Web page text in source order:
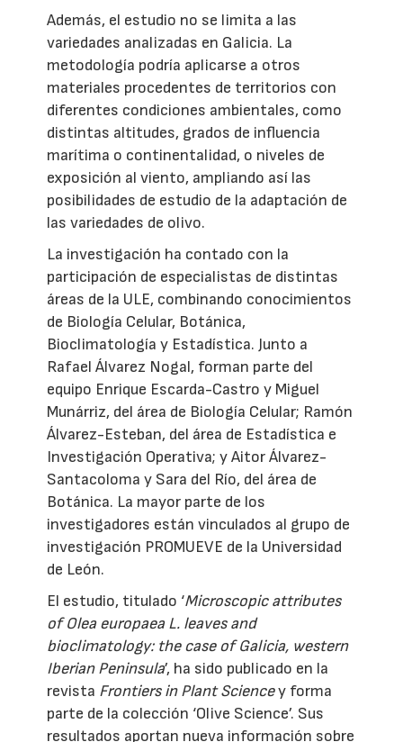
Además, el estudio no se limita a las
variedades analizadas en Galicia. La
metodología podría aplicarse a otros
materiales procedentes de territorios con
diferentes condiciones ambientales, como
distintas altitudes, grados de influencia
marítima o continentalidad, o niveles de
exposición al viento, ampliando así las
posibilidades de estudio de la adaptación de
las variedades de olivo.
La investigación ha contado con la
participación de especialistas de distintas
áreas de la ULE, combinando conocimientos
de Biología Celular, Botánica,
Bioclimatología y Estadística. Junto a
Rafael Álvarez Nogal, forman parte del
equipo Enrique Escarda-Castro y Miguel
Munárriz, del área de Biología Celular; Ramón
Álvarez-Esteban, del área de Estadística e
Investigación Operativa; y Aitor Álvarez-
Santacoloma y Sara del Río, del área de
Botánica. La mayor parte de los
investigadores están vinculados al grupo de
investigación PROMUEVE de la Universidad
de León.
El estudio, titulado ‘Microscopic attributes
of Olea europaea L. leaves and
bioclimatology: the case of Galicia, western
Iberian Peninsula’, ha sido publicado en la
revista Frontiers in Plant Sciencey forma
parte de la colección ‘Olive Science’. Sus
resultados aportan nueva información sobre